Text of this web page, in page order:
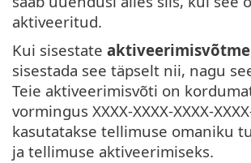
aktiveeritud.
Kui sisestate aktiveerimisvõtme
sisestada see täpselt nii, nagu
Teie aktiveerimisvõti on
vormingus XXXX-XXXX-XXXX-
kasutatakse tellimuse omaniku
ja tellimuse aktiveerimiseks.